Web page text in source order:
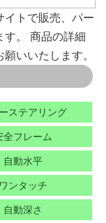
イトで販売、パー
す。 商品の詳細
いいたします。
ステアリング
全フレーム
自動水平
ワンタッチ
自動深さ